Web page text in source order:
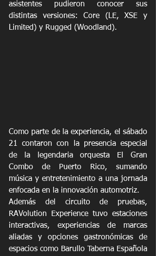
asistentes pudieron conocer sus
distintas versiones: Core (LE, XSE y
Limited) y Rugged (Woodland).
Como parte de la experiencia, el sábado
21 contaron con la presencia especial
de la legendaria orquesta El Gran
Combo de Puerto Rico, sumando
música y entretenimiento a una jornada
enfocada en la innovación automotriz.
Además del circuito de pruebas,
RAVolution Experience tuvo estaciones
interactivas, experiencias de marcas
aliadas y opciones gastronómicas de
espacios como Barullo Taberna Española